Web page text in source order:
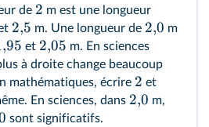
de 2 m est une longueur
2,5 m. Une longueur de 2,0 m
,95 et 2,05 m. En sciences
à droite change beaucoup
mathématiques, écrire 2 et
En sciences, dans 2,0 m,
sont significatifs.